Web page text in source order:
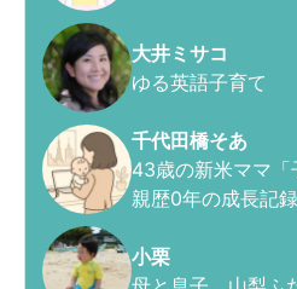
大井ミサコ
ゆる英語子育て
千代田橋そあ
43歳の新米ママ「
親歴0年の成長記録
小栗